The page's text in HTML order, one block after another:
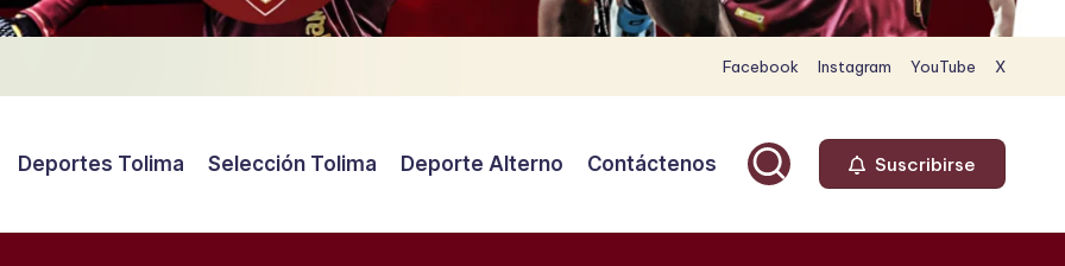
Facebook Instagram YouTube X
Deportes Tolima Selección Tolima Deporte Alterno Contáctenos Suscribirse